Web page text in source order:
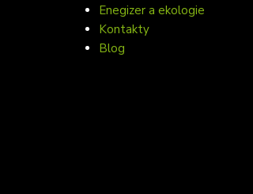
Enegizer a ekologie
Kontakty
Blog